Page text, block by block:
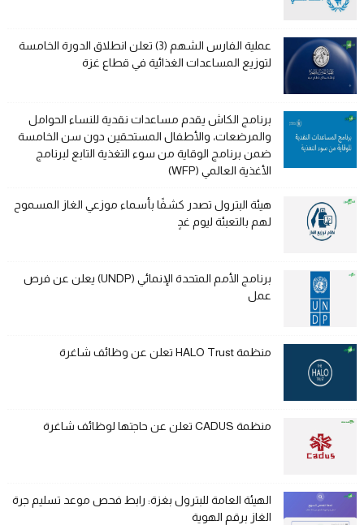
عملية الفارس الشهم (3) تعلن انطلاق الدورة الخامسة
لتوزيع المساعدات الغذائية في قطاع غزة
برنامج الكاش يقدم مساعدات نقدية للنساء الحوامل
والمرضعات، والأطفال المستحقين دون سن الخامسة
ضمن برنامج الوقاية من سوء التغذية التابع لبرنامج
الأغذية العالمي (WFP)
هيئة البترول تصدر كشفًا بأسماء موزعي الغاز المسموح
لهم بالتعبئة ليوم غدٍ
برنامج الأمم المتحدة الإنمائي (UNDP) يعلن عن فرص
عمل
منظمة HALO Trust تعلن عن وظائف شاغرة
منظمة CADUS تعلن عن حاجتها لوظائف شاغرة
الهيئة العامة للبترول بغزة: رابط فحص موعد تسليم جرة
الغاز برقم الهوية